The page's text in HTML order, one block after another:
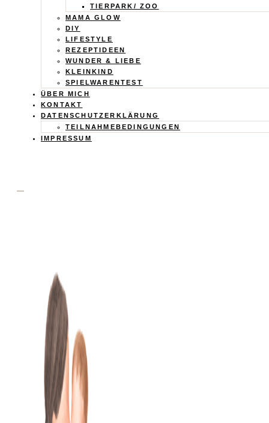
TIERPARK/ ZOO
MAMA GLOW
DIY
LIFESTYLE
REZEPTIDEEN
WUNDER & LIEBE
KLEINKIND
SPIELWARENTEST
ÜBER MICH
KONTAKT
DATENSCHUTZERKLÄRUNG
TEILNAHMEBEDINGUNGEN
IMPRESSUM